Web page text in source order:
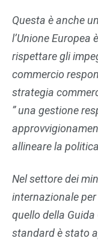
Questa è anche
l’Unione Europea
rispettare gli
commercio
strategia
” una gestione
allineare la
Nel settore dei
internazionale
quello della Guida
standard è stato